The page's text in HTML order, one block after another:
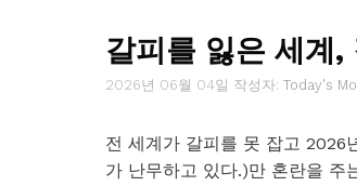
갈피를 잃은 세계,
2026년 06월 04일 작성자: Today's
전 세계가 갈피를 못 잡고 2026
가 난무하고 있다.)만 혼란을 주